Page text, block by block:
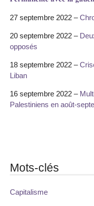
27 septembre 2022 –
20 septembre 2022 –
opposés
18 septembre 2022 –
Liban
16 septembre 2022 –
Palestiniens en août-
Mots-clés
Capitalisme